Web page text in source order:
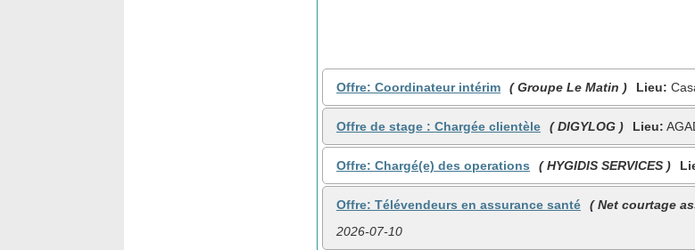
Offre: Coordinateur intérim ( Groupe Le Matin ) Lieu:
Offre de stage : Chargée clientèle ( DIGYLOG ) Lieu:
Offre: Chargé(e) des operations ( HYGIDIS SERVICES )
Offre: Télévendeurs en assurance santé ( Net courtage
2026-07-10